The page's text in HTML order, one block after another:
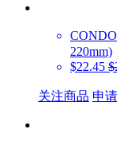
220mm)
$22.45
关注商品 申